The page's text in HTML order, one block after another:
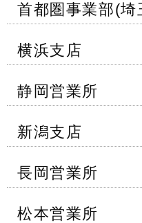
首都圏事業部(埼
横浜支店
静岡営業所
新潟支店
長岡営業所
松本営業所